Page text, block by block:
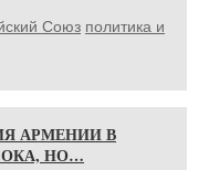
Союз политика и
АРМЕНИИ В
НО…